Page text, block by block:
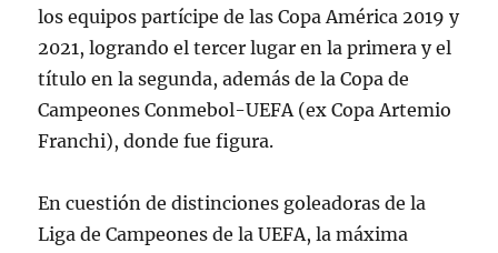
los equipos partícipe de las Copa América 2019 y
2021, logrando el tercer lugar en la primera y el
título en la segunda, además de la Copa de
Campeones Conmebol-UEFA (ex Copa Artemio
Franchi), donde fue figura.
En cuestión de distinciones goleadoras de la
Liga de Campeones de la UEFA, la máxima